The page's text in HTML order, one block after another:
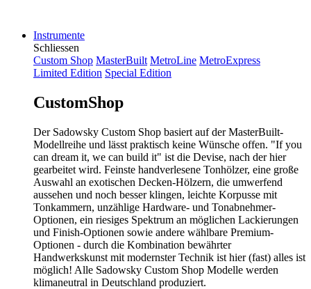
Instrumente
Schliessen
Custom Shop MasterBuilt MetroLine MetroExpress
Limited Edition Special Edition
CustomShop
Der Sadowsky Custom Shop basiert auf der MasterBuilt-
Modellreihe und lässt praktisch keine Wünsche offen. "If you
can dream it, we can build it" ist die Devise, nach der hier
gearbeitet wird. Feinste handverlesene Tonhölzer, eine große
Auswahl an exotischen Decken-Hölzern, die umwerfend
aussehen und noch besser klingen, leichte Korpusse mit
Tonkammern, unzählige Hardware- und Tonabnehmer-
Optionen, ein riesiges Spektrum an möglichen Lackierungen
und Finish-Optionen sowie andere wählbare Premium-
Optionen - durch die Kombination bewährter
Handwerkskunst mit modernster Technik ist hier (fast) alles ist
möglich! Alle Sadowsky Custom Shop Modelle werden
klimaneutral in Deutschland produziert.